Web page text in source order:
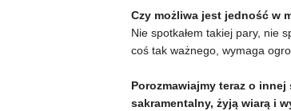
Czy możliwa jest jedność w
Nie spotkałem takiej pary, nie
coś tak ważnego, wymaga
Porozmawiajmy teraz o
sakramentalny, żyją wiarą i